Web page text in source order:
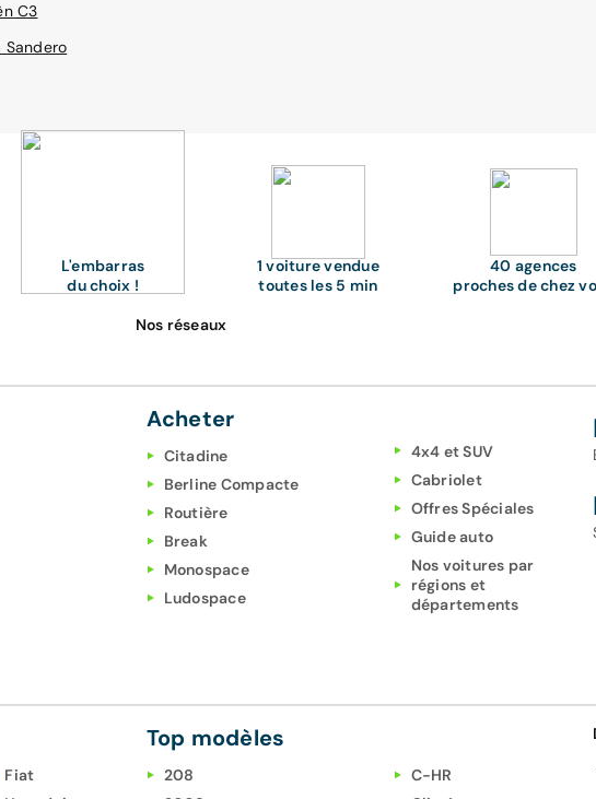
C3
Sandero
L'embarras
du choix !
1 voiture vendue
toutes les 5 min
40 agences
proches de chez
Nos réseaux
Acheter
Citadine
Berline Compacte
Routière
Break
Monospace
Ludospace
4x4 et SUV
Cabriolet
Offres Spéciales
Guide auto
Nos voitures par
régions et
départements
Fiat
Top modèles
208
C-HR